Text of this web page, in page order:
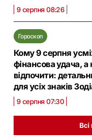
9 серпня 08:26
Гороскоп
Кому 9 серпня
фінансова удача, а
відпочити:
для усіх знаків
9 серпня 07:30